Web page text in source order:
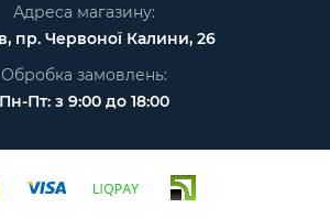
Адреса магазину:
пр. Червоної Калини, 26
Обробка замовлень:
Пн-Пт: з 9:00 до 18:00